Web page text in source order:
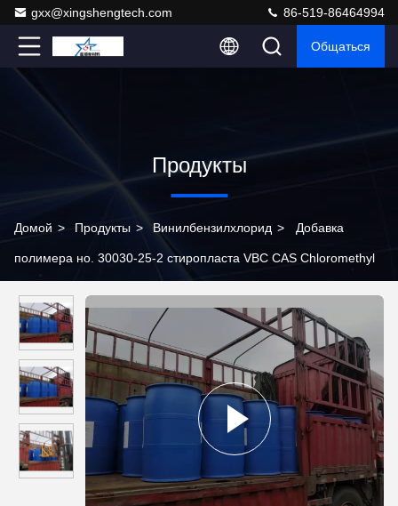
gxx@xingshengtech.com 86-519-86464994
Общаться
Продукты
Домой > Продукты > Винилбензилхлорид > Добавка
полимера но. 30030-25-2 стиропласта VBC CAS Chloromethyl